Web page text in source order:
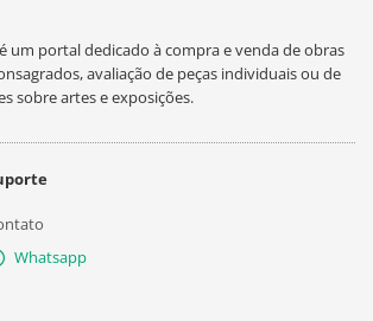
um portal dedicado à compra e venda de obras
avaliação de peças individuais ou de
sobre artes e exposições.
Whatsapp